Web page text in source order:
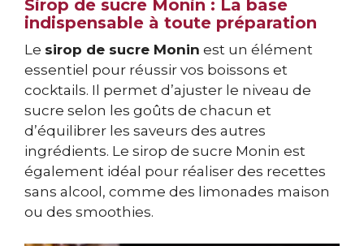
Sirop de sucre Monin : La base
indispensable à toute préparation
Le sirop de sucre Monin est un élément
essentiel pour réussir vos boissons et
cocktails. Il permet d’ajuster le niveau de
sucre selon les goûts de chacun et
d’équilibrer les saveurs des autres
ingrédients. Le sirop de sucre Monin est
également idéal pour réaliser des recettes
sans alcool, comme des limonades maison
ou des smoothies.